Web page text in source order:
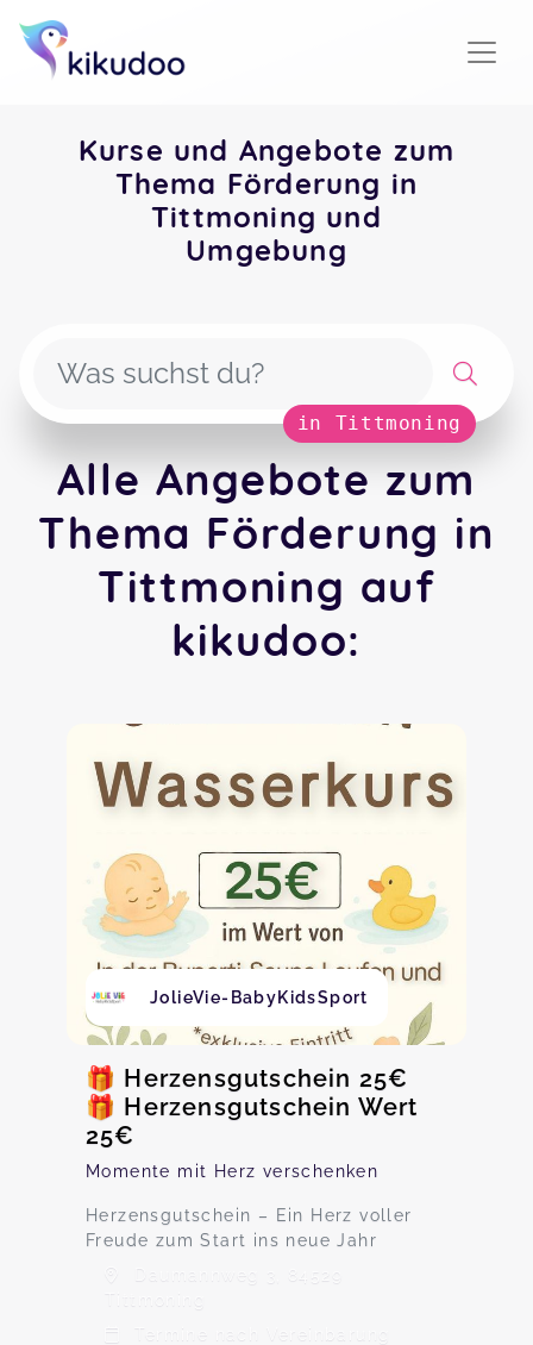
Kurse und Angebote zum
Thema Förderung in
Tittmoning und
Umgebung
in Tittmoning
Alle Angebote zum
Thema Förderung in
Tittmoning auf
kikudoo:
JolieVie-BabyKidsSport
🎁 Herzensgutschein 25€
🎁 Herzensgutschein Wert
25€
Momente mit Herz verschenken
Herzensgutschein – Ein Herz voller
Freude zum Start ins neue Jahr
Daumannweg 3, 84529
Tittmoning
Termine nach Vereinbarung